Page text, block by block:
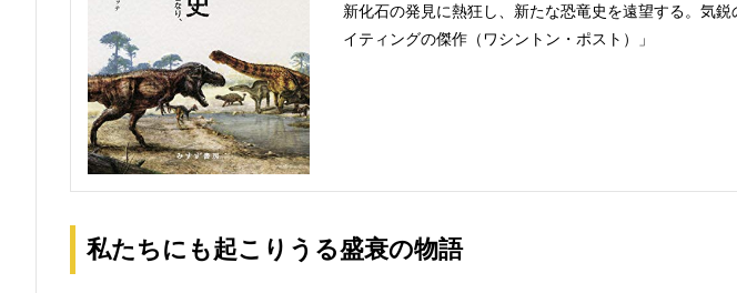
新化石の発見に熱狂し、新たな恐竜史を遠望する。気
イティングの傑作（ワシントン・ポスト）」
私たちにも起こりうる盛衰の物語